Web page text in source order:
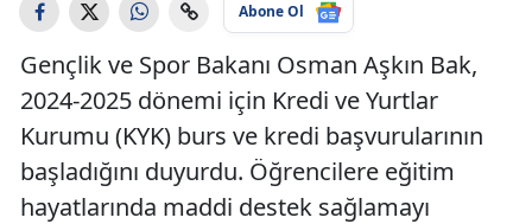
Abone Ol
Gençlik ve Spor Bakanı Osman Aşkın Bak,
2024-2025 dönemi için Kredi ve Yurtlar
Kurumu (KYK) burs ve kredi başvurularının
başladığını duyurdu. Öğrencilere eğitim
hayatlarında maddi destek sağlamayı